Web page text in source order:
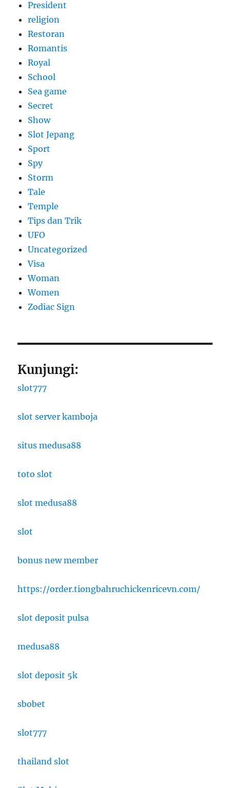
President
religion
Restoran
Romantis
Royal
School
Sea game
Secret
Show
Slot Jepang
Sport
Spy
Storm
Tale
Temple
Tips dan Trik
UFO
Uncategorized
Visa
Woman
Women
Zodiac Sign
Kunjungi:
slot777
slot server kamboja
situs medusa88
toto slot
slot medusa88
slot
bonus new member
https://order.tiongbahruchickenricevn.com/
slot deposit pulsa
medusa88
slot deposit 5k
sbobet
slot777
thailand slot